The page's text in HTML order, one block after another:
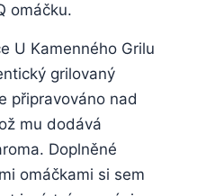
omáčku.
U ⁤Kamenného ⁤Grilu⁤
grilovaný
připravováno nad‌
mu dodává
Doplněné
omáčkami‌ si⁣ sem⁢